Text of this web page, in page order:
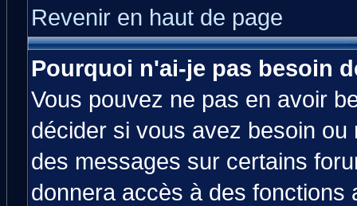
Revenir en haut de page
Pourquoi n'ai-je pas besoin
Vous pouvez ne pas en avoir
décider si vous avez besoin
des messages sur certains
donnera accès à des fonctions